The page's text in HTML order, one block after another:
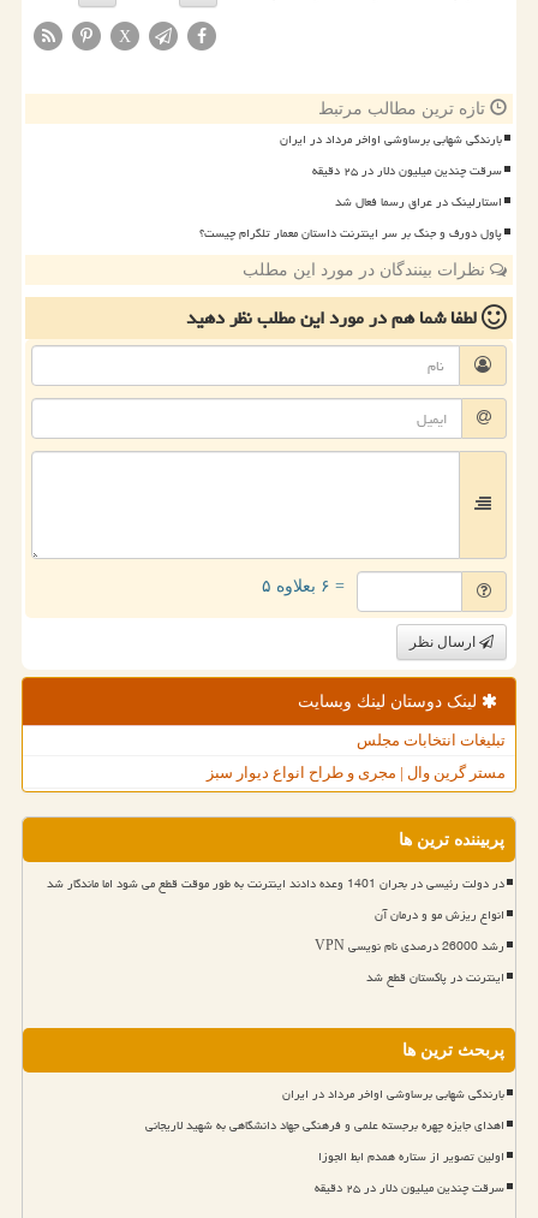
X
تازه ترین مطالب مرتبط
بارندگی شهابی برساوشی اواخر مرداد در ایران
سرقت چندین میلیون دلار در ۲۵ دقیقه
استارلینک در عراق رسما فعال شد
پاول دورف و جنگ بر سر اینترنت داستان معمار تلگرام چیست؟
نظرات بینندگان در مورد این مطلب
لطفا شما همدر مورد این مطلبنظر دهید
= ۶ بعلاوه ۵
ارسال نظر
لینک دوستان لینك وبسایت
تبلیغات انتخابات مجلس
مستر گرین وال | مجری و طراح انواع دیوار سبز
پربیننده ترین ها
در دولت رئیسی در بحران 1401 وعده دادند اینترنت به طور موقت قطع می شود اما ماندگار شد
انواع ریزش مو و درمان آن
رشد 26000 درصدی نام نویسی VPN
اینترنت در پاکستان قطع شد
پربحث ترین ها
بارندگی شهابی برساوشی اواخر مرداد در ایران
اهدای جایزه چهره برجسته علمی و فرهنگی جهاد دانشگاهی به شهید لاریجانی
اولین تصویر از ستاره همدم ابط الجوزا
سرقت چندین میلیون دلار در ۲۵ دقیقه